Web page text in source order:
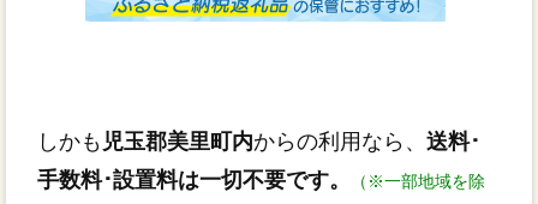
しかも 児玉郡美里町内からの利用なら、 送料･
手数料･設置料は一切不要です。
（※一部地域を除